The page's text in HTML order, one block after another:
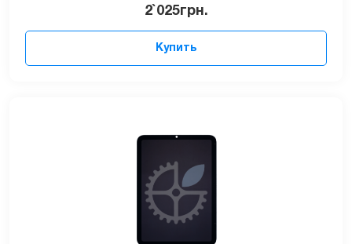
2`025грн.
Купить